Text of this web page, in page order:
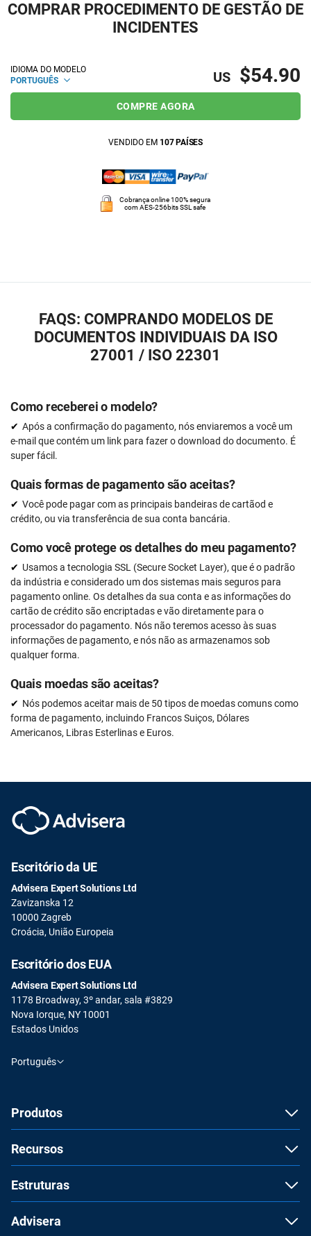
COMPRAR PROCEDIMENTO DE GESTÃO DE
INCIDENTES
IDIOMA DO MODELO
PORTUGUÊS
US $54.90
COMPRE AGORA
VENDIDO EM 107 PAÍSES
Cobrança online 100% segura
com AES-256bits SSL safe
FAQS: COMPRANDO MODELOS DE
DOCUMENTOS INDIVIDUAIS DA ISO
27001 / ISO 22301
Como receberei o modelo?
Após a confirmação do pagamento, nós enviaremos a você um
e-mail que contém um link para fazer o download do documento. É
super fácil.
Quais formas de pagamento são aceitas?
Você pode pagar com as principais bandeiras de cartãod e
crédito, ou via transferência de sua conta bancária.
Como você protege os detalhes do meu pagamento?
Usamos a tecnologia SSL (Secure Socket Layer), que é o padrão
da indústria e considerado um dos sistemas mais seguros para
pagamento online. Os detalhes da sua conta e as informações do
cartão de crédito são encriptadas e vão diretamente para o
processador do pagamento. Nós não teremos acesso às suas
informações de pagamento, e nós não as armazenamos sob
qualquer forma.
Quais moedas são aceitas?
Nós podemos aceitar mais de 50 tipos de moedas comuns como
forma de pagamento, incluindo Francos Suiços, Dólares
Americanos, Libras Esterlinas e Euros.
Escritório da UE
Advisera Expert Solutions Ltd
Zavizanska 12
10000 Zagreb
Croácia, União Europeia
Escritório dos EUA
Advisera Expert Solutions Ltd
1178 Broadway, 3º andar, sala #3829
Nova Iorque, NY 10001
Estados Unidos
Português
Produtos
Recursos
Estruturas
Advisera